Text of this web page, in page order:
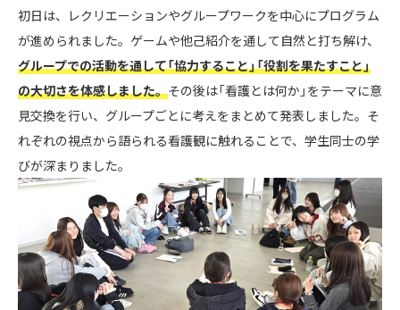
初日は、レクリエーションやグループワークを中心にプログラム
が進められました。ゲームや他己紹介を通して自然と打ち解け、
グループでの活動を通して「協力すること」「役割を果たすこと」
の大切さを体感しました。その後は「看護とは何か」をテーマに意
見交換を行い、グループごとに考えをまとめて発表しました。そ
れぞれの視点から語られる看護観に触れることで、学生同士の学
びが深まりました。